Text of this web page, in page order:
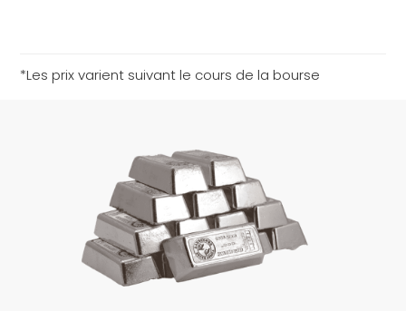
*Les prix varient suivant le cours de la bourse